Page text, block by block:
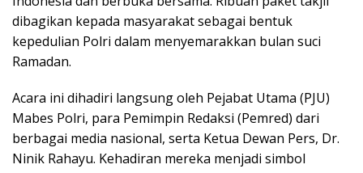
dibagikan kepada masyarakat sebagai bentuk
kepedulian Polri dalam menyemarakkan bulan suci
Ramadan.
Acara ini dihadiri langsung oleh Pejabat Utama (PJU)
Mabes Polri, para Pemimpin Redaksi (Pemred) dari
berbagai media nasional, serta Ketua Dewan Pers, Dr.
Ninik Rahayu. Kehadiran mereka menjadi simbol